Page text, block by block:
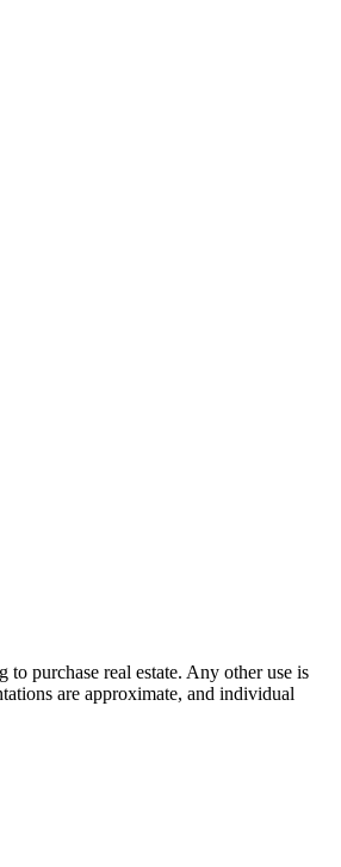
purchase real estate. Any other use is
are approximate, and individual